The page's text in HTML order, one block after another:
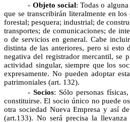
- Objeto social: Todas o
que se transcribirán literalmente en los
forestal; pesquera; industrial; de
transportes; de comunicaciones; de
o de servicios en general. Cabe
distinta de las anteriores, pero si esto
negativa del registrador mercantil, se
actividad singular, siempre que los
expresamente. No pueden adoptar
patrimoniales (art. 132).
-Socios: Sólo personas
constituirse. El socio único no puede
otra sociedad Nueva Empresa y así
(art.133). No será precisa la